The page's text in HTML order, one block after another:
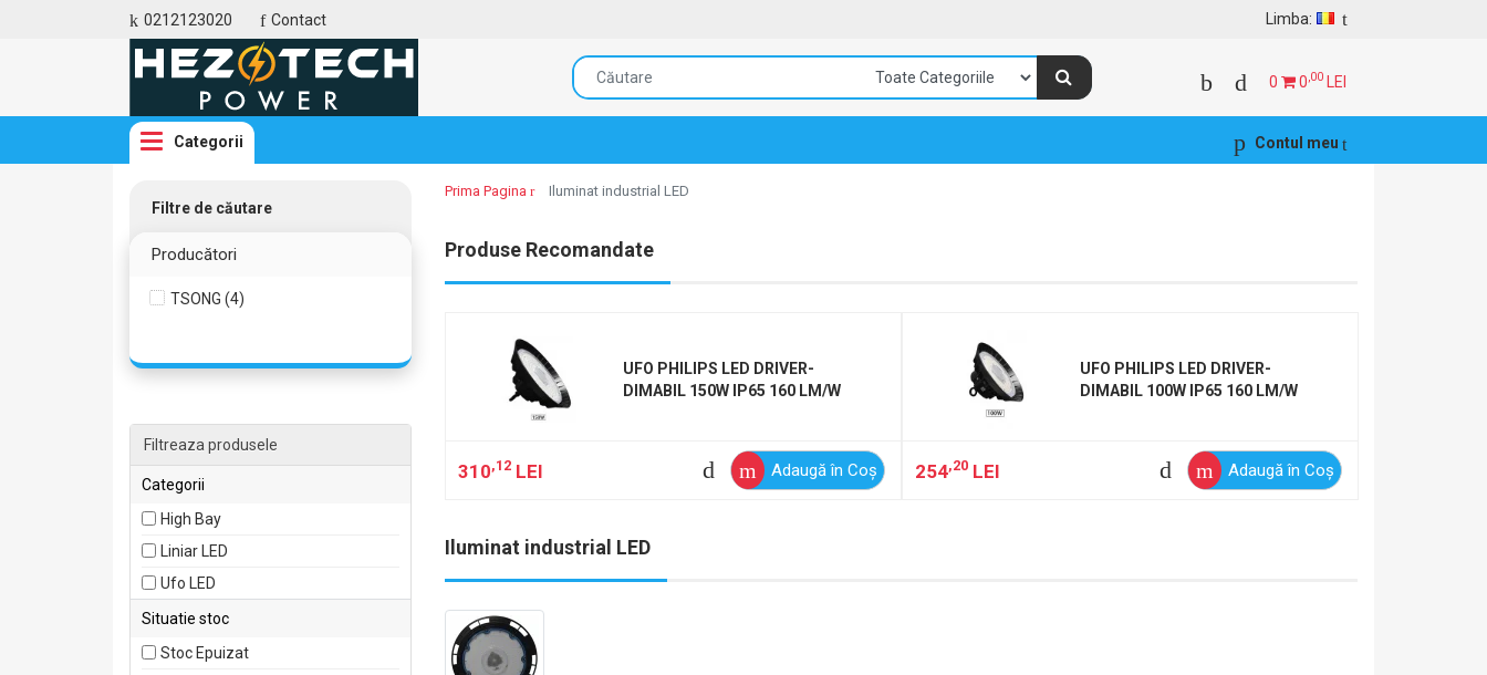
0212123020 Contact Limba:
0 0,00 LEI
Categorii Contul meu
Filtre de căutare
Producători
TSONG (4)
Filtreaza produsele
Categorii
High Bay
Liniar LED
Ufo LED
Situatie stoc
Stoc Epuizat
Prima Pagina Iluminat industrial LED
Produse Recomandate
UFO PHILIPS LED DRIVER-
DIMABIL 150W IP65 160 LM/W
310,12 LEI Adaugă în Coş
UFO PHILIPS LED DRIVER-
DIMABIL 100W IP65 160 LM/W
254,20 LEI Adaugă în Coş
Iluminat industrial LED